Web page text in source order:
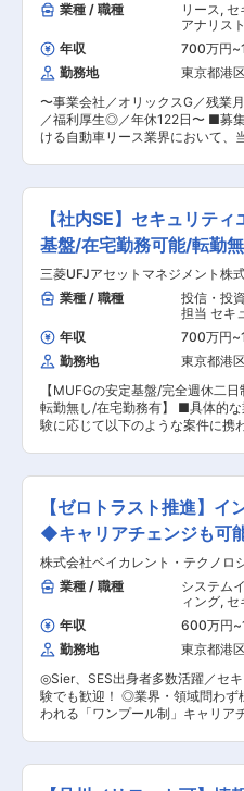
業種 / 職種
リース, セ
アナリス
（脆弱性
ティ）
年収 700万円~
勤務地
東京都港
〜事業会社／オリックスG／残業
／福利厚生◎／年休122日〜 ■募集背景 成長を続
ける自動車リース業界において、
現在、オリックスグループ全体で
速する中、それを支える情報セキ
強化が急務となっており、セキュ
ナンス領域の専門性を活かし、関
ながら実行・定着までをリードで
ーを新たに募集します。単なる制
理ではなく、「どのリスクに、ど
き合うか」を意思決定し、組織と
くる役割を担っていただきます。 ■業務詳細：
・情報セキュリティGRCを軸とし
戦略・ロードマップの策定および
報セキュリティリスクマネジメン
セキュリティに関する社内規程類
理 ・情報システムのセキュリティ
けた改善推進 ・セキュリティイン
・サードパーティリスクマネジメ
施および定着に向けた改善 ・グ
報セキュリティ担当との連携 ■ポジションの魅力
・ 全社横断で関わり、裁量を持っ
施策を推進できるポジション ・ 変
織で、制度・運用の両面に深く関
拓精神のあるメンバーとともに、
制の高度化を実現していく経験が
研修、自己研鑽奨励制度、オンラ
など、スキルアップを支援する制
充実。2025年度には、当部署から
re:Invent」「Dreamforce」など
へ複数名が参加。 ■組織編成 デジタル企画推
進部 約40〜50名が在籍。6チーム
構成されており、実際に管理職や
ている中途入社社員も多数在籍して
【社内SE】セキュリテ
基盤/在宅勤務可能/転勤
三菱UFJアセットマネジメント株
業種 / 職種
投信・投
担当 セキ
ナリスト
年収 700万円~
勤務地
東京都港
【MUFGの安定基盤/完全週休二
転勤無し/在宅勤務有】 ■具体的
験に応じて以下のような案件に携
スク評価 ・インシデント対応訓練
蒙活動の推進 ・MUFGとの協業に
断のガバナンス強化 【変更の範
業務】 ■業務のやりがい 金融業界の中でも、資
産運用業界は今後も成長が見込ま
規模の拡大に伴い変革期を迎えて
ります。 そんな資産運用業界の中
クラスの売上を誇るMUFGグルー
リティ運営に携わることができる
す。 ■働き方について リモートワーク体制が整
っており、現在の出社頻度は週2〜
下期毎に5営業日の連続休暇を年2
育児休業：子供が満2歳になるま
得率:男性100％ 女性:100％
早帰りデー：毎週水曜日は18時ま
【ゼロトラスト推進】
◆キャリアチェンジも可
ライム
株式会社ベイカレント・テクノロ
業種 / 職種
システム
ィング, セ
アナリス
（脆弱性
ティ）
年収 600万円~
勤務地
東京都港
◎Sier、SES出身者多数活躍／セ
験でも歓迎！ ◎業界・領域問わず
われる「ワンプール制」キャリア
ム上場／日系最大手コンサルファ
織 ■主な業務内容 ・大規模ネットワークおよび